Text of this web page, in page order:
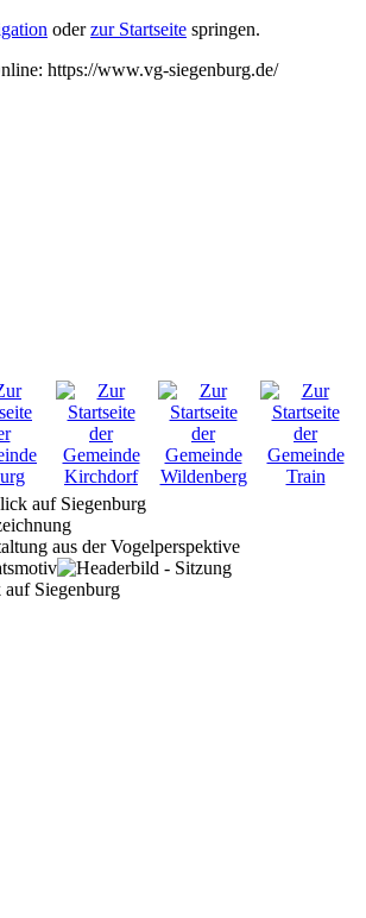
oderzur Startseite springen.
https://www.vg-siegenburg.de/